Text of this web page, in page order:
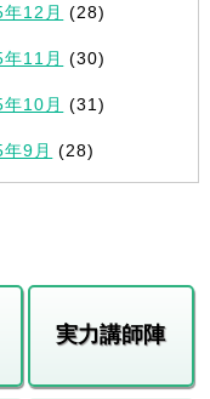
12月 (28)
11月 (30)
10月 (31)
9月 (28)
実力講師陣